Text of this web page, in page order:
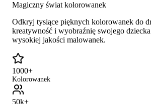
Magiczny świat kolorowanek
Odkryj tysiące pięknych kolorowanek do
kreatywność i wyobraźnię swojego
wysokiej jakości malowanek.
1000+
Kolorowanek
50k+